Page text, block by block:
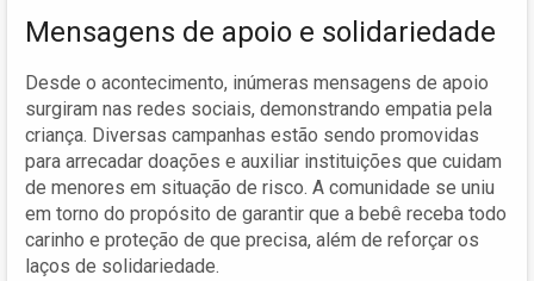
Mensagens de apoio e solidariedade
Desde o acontecimento, inúmeras mensagens de apoio
surgiram nas redes sociais, demonstrando empatia pela
criança. Diversas campanhas estão sendo promovidas
para arrecadar doações e auxiliar instituições que cuidam
de menores em situação de risco. A comunidade se uniu
em torno do propósito de garantir que a bebê receba todo
carinho e proteção de que precisa, além de reforçar os
laços de solidariedade.